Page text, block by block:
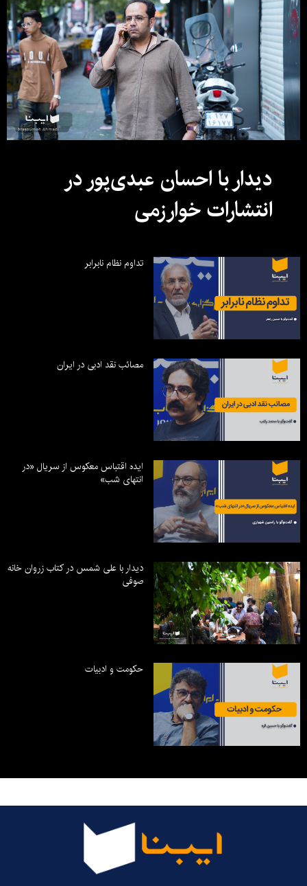
دیدار با احسان عبدی‌پور در
انتشارات خوارزمی
تداوم نظام نابرابر
مصائب نقد ادبی در ایران
ایده اقتباس معکوس از سریال «در
انتهای شب»
دیدار با علی شمس در کتاب زروان خانه
صوفی
حکومت و ادبیات